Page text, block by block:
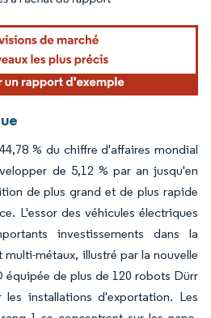
% du chiffre d'affaires mondial
de 5,12 % par an jusqu'en
de plus grand et de plus rapide
L'essor des véhicules électriques
investissements dans la
métaux, illustré par la nouvelle
équipée de plus de 120 robots Dürr
les installations d'exportation. Les